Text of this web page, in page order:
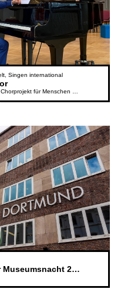
Singen international
Singen verbindet – das Chorprojekt für Menschen aus der Ukraine
Das VMZ bei der Museumsnacht 2026